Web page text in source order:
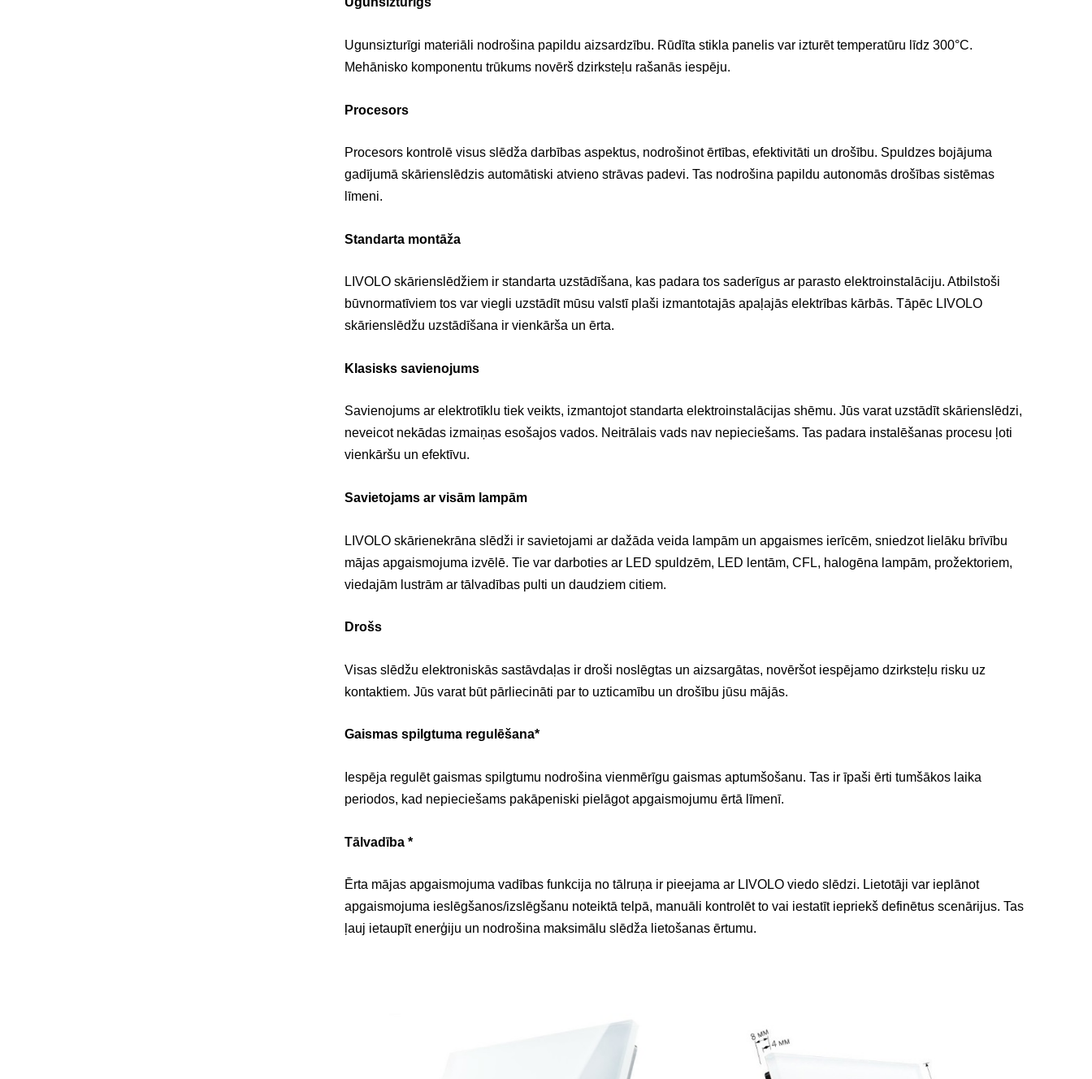
Ugunsizturīgi materiāli nodrošina papildu aizsardzību. Rūdīta stikla panelis var izturēt temperatūru līdz 300°C.
Mehānisko komponentu trūkums novērš dzirksteļu rašanās iespēju.
Procesors
Procesors kontrolē visus slēdža darbības aspektus, nodrošinot ērtības, efektivitāti un drošību. Spuldzes bojājuma
gadījumā skārienslēdzis automātiski atvieno strāvas padevi. Tas nodrošina papildu autonomās drošības sistēmas
līmeni.
Standarta montāža
LIVOLO skārienslēdžiem ir standarta uzstādīšana, kas padara tos saderīgus ar parasto elektroinstalāciju. Atbilstoši
būvnormatīviem tos var viegli uzstādīt mūsu valstī plaši izmantotajās apaļajās elektrības kārbās. Tāpēc LIVOLO
skārienslēdžu uzstādīšana ir vienkārša un ērta.
Klasisks savienojums
Savienojums ar elektrotīklu tiek veikts, izmantojot standarta elektroinstalācijas shēmu. Jūs varat uzstādīt skārienslēdzi,
neveicot nekādas izmaiņas esošajos vados. Neitrālais vads nav nepieciešams. Tas padara instalēšanas procesu ļoti
vienkāršu un efektīvu.
Savietojams ar visām lampām
LIVOLO skārienekrāna slēdži ir savietojami ar dažāda veida lampām un apgaismes ierīcēm, sniedzot lielāku brīvību
mājas apgaismojuma izvēlē. Tie var darboties ar LED spuldzēm, LED lentām, CFL, halogēna lampām, prožektoriem,
viedajām lustrām ar tālvadības pulti un daudziem citiem.
Drošs
Visas slēdžu elektroniskās sastāvdaļas ir droši noslēgtas un aizsargātas, novēršot iespējamo dzirksteļu risku uz
kontaktiem. Jūs varat būt pārliecināti par to uzticamību un drošību jūsu mājās.
Gaismas spilgtuma regulēšana*
Iespēja regulēt gaismas spilgtumu nodrošina vienmērīgu gaismas aptumšošanu. Tas ir īpaši ērti tumšākos laika
periodos, kad nepieciešams pakāpeniski pielāgot apgaismojumu ērtā līmenī.
Tālvadība *
Ērta mājas apgaismojuma vadības funkcija no tālruņa ir pieejama ar LIVOLO viedo slēdzi. Lietotāji var ieplānot
apgaismojuma ieslēgšanos/izslēgšanu noteiktā telpā, manuāli kontrolēt to vai iestatīt iepriekš definētus scenārijus. Tas
ļauj ietaupīt enerģiju un nodrošina maksimālu slēdža lietošanas ērtumu.